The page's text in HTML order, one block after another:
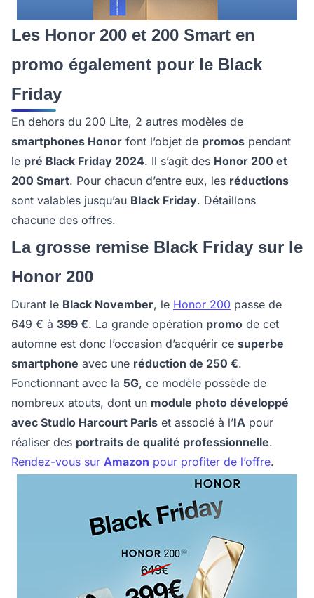
Les Honor 200 et 200 Smart en
promo également pour le Black
Friday
En dehors du 200 Lite, 2 autres modèles de
smartphones Honor font l’objet de promos pendant
le pré Black Friday 2024. Il s’agit des Honor 200 et
200 Smart. Pour chacun d’entre eux, les réductions
sont valables jusqu’au Black Friday. Détaillons
chacune des offres.
La grosse remise Black Friday sur le
Honor 200
Durant le Black November, le Honor 200 passe de
649 € à 399 €. La grande opération promo de cet
automne est donc l’occasion d’acquérir ce superbe
smartphone avec une réduction de 250 €.
Fonctionnant avec la 5G, ce modèle possède de
nombreux atouts, dont un module photo développé
avec Studio Harcourt Paris et associé à l’IA pour
réaliser des portraits de qualité professionnelle.
Rendez-vous sur Amazon pour profiter de l’offre.